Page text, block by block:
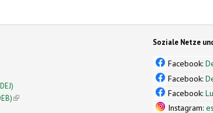
(link is external)
Soziale Netze
Facebook:
Facebook:
Facebook:
Instagram: